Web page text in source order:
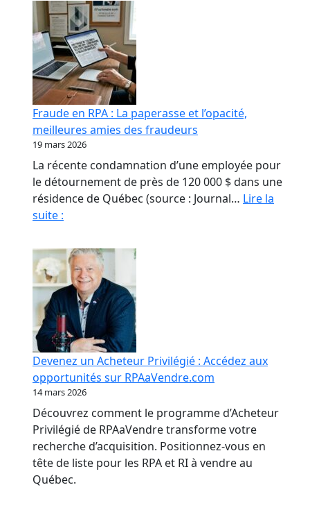
Fraude en RPA : La paperasse et l’opacité,
meilleures amies des fraudeurs
19 mars 2026
La récente condamnation d’une employée pour
le détournement de près de 120 000 $ dans une
résidence de Québec (source : Journal… Lire la
suite :
RPA
:
La
paperasse
et
l’opacité,
meilleures
amies
des
fraudeurs
Devenez un Acheteur Privilégié : Accédez aux
opportunités sur RPAaVendre.com
14 mars 2026
Découvrez comment le programme d’Acheteur
Privilégié de RPAaVendre transforme votre
recherche d’acquisition. Positionnez-vous en
tête de liste pour les RPA et RI à vendre au
Québec.